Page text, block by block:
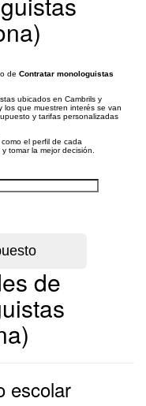
de Contratar monologuistas
ubicados en Cambrils y
los que muestren interés se van
y tarifas personalizadas
el perfil de cada
tomar la mejor decisión.
de
escolar